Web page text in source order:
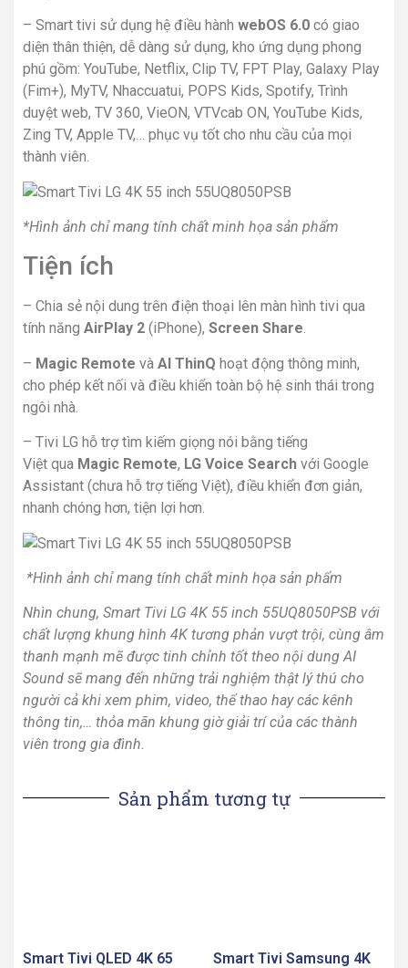
– Smart tivi sử dụng hệ điều hành webOS 6.0 có giao
diện thân thiện, dễ dàng sử dụng, kho ứng dụng phong
phú gồm: YouTube, Netflix, Clip TV, FPT Play, Galaxy Play
(Fim+), MyTV, Nhaccuatui, POPS Kids, Spotify, Trình
duyệt web, TV 360, VieON, VTVcab ON, YouTube Kids,
Zing TV, Apple TV,… phục vụ tốt cho nhu cầu của mọi
thành viên.
*Hình ảnh chỉ mang tính chất minh họa sản phẩm
Tiện ích
– Chia sẻ nội dung trên điện thoại lên màn hình tivi qua
tính năng AirPlay 2 (iPhone), Screen Share.
– Magic Remote và AI ThinQ hoạt động thông minh,
cho phép kết nối và điều khiển toàn bộ hệ sinh thái trong
ngôi nhà.
– Tivi LG hỗ trợ tìm kiếm giọng nói bằng tiếng
Việt qua Magic Remote, LG Voice Search với Google
Assistant (chưa hỗ trợ tiếng Việt), điều khiển đơn giản,
nhanh chóng hơn, tiện lợi hơn.
*Hình ảnh chỉ mang tính chất minh họa sản phẩm
Nhìn chung, Smart Tivi LG 4K 55 inch 55UQ8050PSB với
chất lượng khung hình 4K tương phản vượt trội, cùng âm
thanh mạnh mẽ được tinh chỉnh tốt theo nội dung AI
Sound sẽ mang đến những trải nghiệm thật lý thú cho
người cả khi xem phim, video, thể thao hay các kênh
thông tin,… thỏa mãn khung giờ giải trí của các thành
viên trong gia đình.
Sản phẩm tương tự
Smart Tivi QLED 4K 65
Smart Tivi Samsung 4K